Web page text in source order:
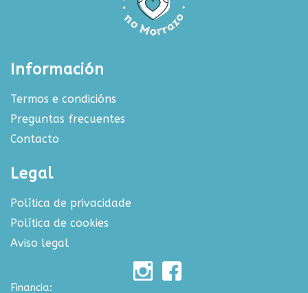
Información
Termos e condicións
Preguntas frecuentes
Contacto
Legal
Política de privacidade
Política de cookies
Aviso legal
Financia: